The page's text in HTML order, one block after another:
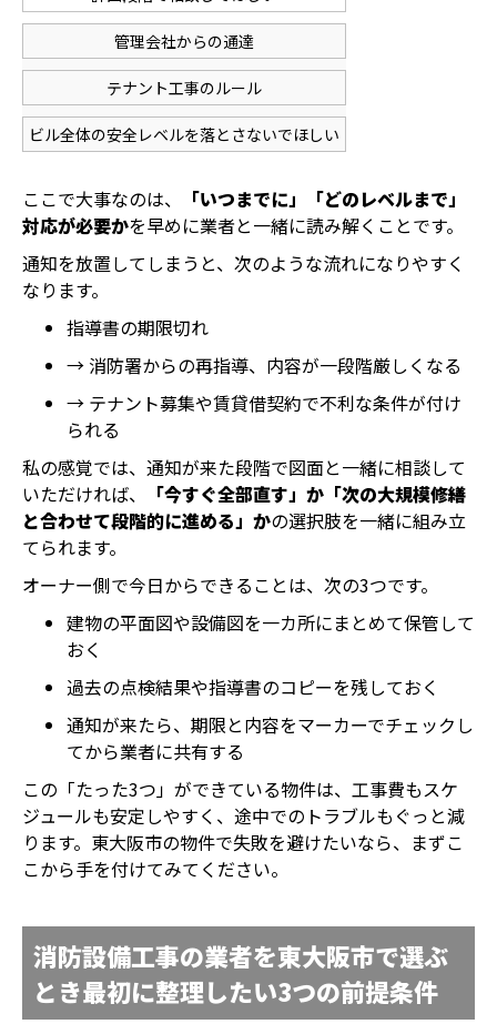
管理会社からの通達
テナント工事のルール
ビル全体の安全レベルを落とさないでほしい
ここで大事なのは、
「いつまでに」「どのレベルまで」
対応が必要かを早めに業者と一緒に読み解くことです。
通知を放置してしまうと、次のような流れになりやすく
なります。
指導書の期限切れ
→ 消防署からの再指導、内容が一段階厳しくなる
→ テナント募集や賃貸借契約で不利な条件が付け
られる
私の感覚では、通知が来た段階で図面と一緒に相談して
いただければ、
「今すぐ全部直す」か「次の大規模修繕
と合わせて段階的に進める」かの選択肢を一緒に組み立
てられます。
オーナー側で今日からできることは、次の3つです。
建物の平面図や設備図を一カ所にまとめて保管して
おく
過去の点検結果や指導書のコピーを残しておく
通知が来たら、期限と内容をマーカーでチェックし
てから業者に共有する
この「たった3つ」ができている物件は、工事費もスケ
ジュールも安定しやすく、途中でのトラブルもぐっと減
ります。東大阪市の物件で失敗を避けたいなら、まずこ
こから手を付けてみてください。
消防設備工事の業者を東大阪市で選ぶ
とき最初に整理したい3つの前提条件